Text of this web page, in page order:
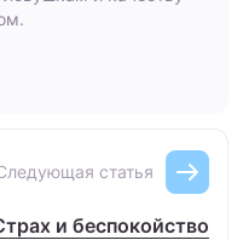
статья
и беспокойство